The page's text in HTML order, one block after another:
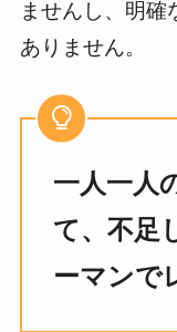
ませんし、明確
ありません。
一人一人
て、不足
ーマンで